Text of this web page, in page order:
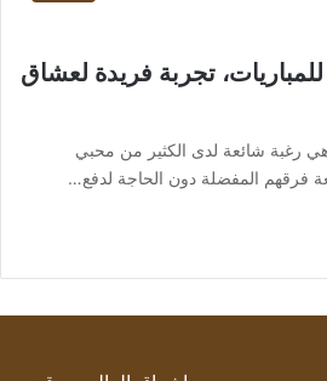
تجربة فريدة لعشاق
رغبة شائعة لدى الكثير من محبي
فرقهم المفضلة دون الحاجة لدفع…